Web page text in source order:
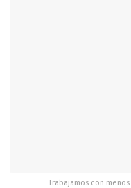
Trabajamos con